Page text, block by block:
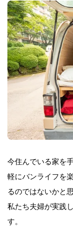
今住んでいる家を
軽にバンライフを
るのではないかと
私たち夫婦が実践
す。